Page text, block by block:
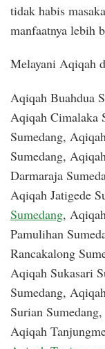
tidak habis
manfaatnya lebih
Melayani Aqiqah
Aqiqah Buahdua
Aqiqah Cimalaka
Sumedang,
Sumedang,
Darmaraja
Aqiqah Jatigede
Sumedang,
Pamulihan
Rancakalong
Aqiqah Sukasari
Sumedang,
Surian
Aqiqah